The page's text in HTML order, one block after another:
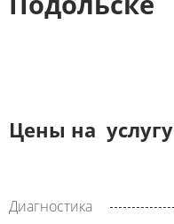
Цены на услугу
Диагностика